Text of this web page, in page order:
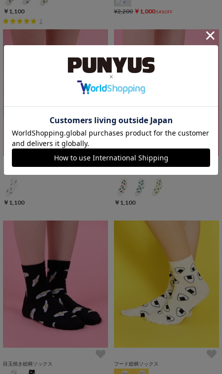
￥1,100
2
¥2,200 ￥1,000 54%OFF
フード総柄ソックス(RAMUNE)
￥1,100 ￥1,100
目玉焼き総柄ソックス フード総柄ソックス